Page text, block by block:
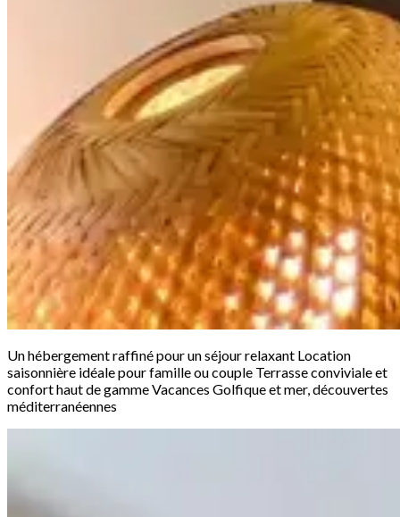
Un hébergement raffiné pour un séjour relaxant Location
saisonnière idéale pour famille ou couple Terrasse conviviale et
confort haut de gamme Vacances Golfique et mer, découvertes
méditerranéennes